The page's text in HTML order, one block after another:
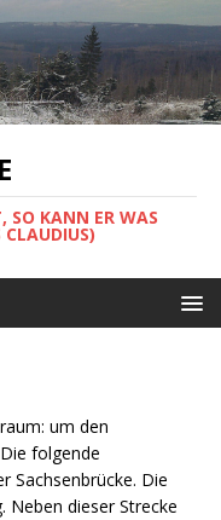
SO KANN ER WAS
um den
folgende
Sachsenbrücke. Die
Neben dieser Strecke